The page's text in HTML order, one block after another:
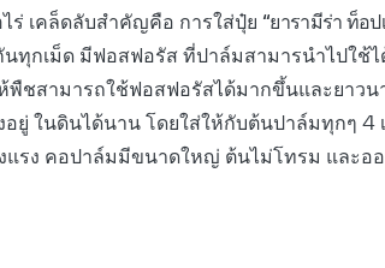
ร่ เคล็ดลับสําคัญคือ การใส่ปุ๋ย “ยารามีร่า ท็อป
ทุกเม็ด มีฟอสฟอรัส ที่ปาล์มสามารนําไปใช้
ชสามารถใช้ฟอสฟอรัสได้มากขึ้นและยาว
ยู่ ในดินได้นาน โดยใส่ให้กับต้นปาล์มทุกๆ
รง คอปาล์มมีขนาดใหญ่ ต้นไม่โทรม และออ